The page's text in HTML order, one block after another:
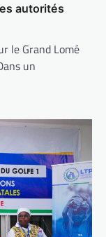
autorités
le Grand Lomé
un